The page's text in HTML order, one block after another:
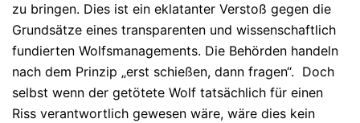
zu bringen. Dies ist ein eklatanter Verstoß gegen die
Grundsätze eines transparenten und wissenschaftlich
fundierten Wolfsmanagements. Die Behörden handeln
nach dem Prinzip „erst schießen, dann fragen“. Doch
selbst wenn der getötete Wolf tatsächlich für einen
Riss verantwortlich gewesen wäre, wäre dies kein